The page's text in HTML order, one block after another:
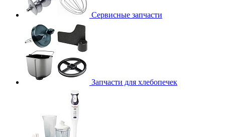
Сервисные запчасти
Запчасти для хлебопечек